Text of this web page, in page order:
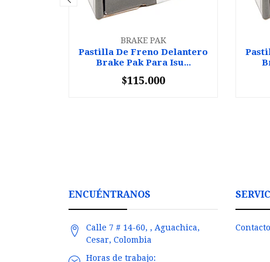
BRAKE PAK
Pastilla De Freno Delantero
Brake Pak Para Isu...
+
$115.000
ENCUÉNTRANOS
Calle 7 # 14-60, , Aguachica,
Cesar, Colombia
Horas de trabajo:
Contacto